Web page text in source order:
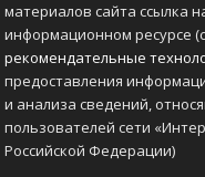
материалов сайта ссылка
информационном ресурсе
рекомендательные
предоставления
и анализа сведений,
пользователей сети
Российской Федерации)